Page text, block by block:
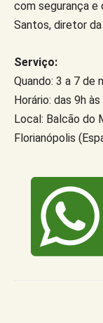
com segurança e
Santos, diretor
Serviço:
Quando: 3 a 7 de
Horário: das 9h
Local: Balcão do
Florianópolis